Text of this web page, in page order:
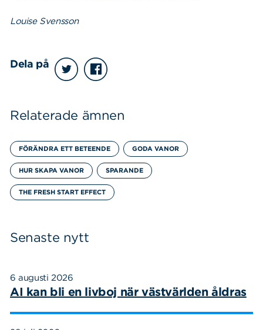
Louise Svensson
Dela på
Relaterade ämnen
FÖRÄNDRA ETT BETEENDE GODA VANOR
HUR SKAPA VANOR SPARANDE
THE FRESH START EFFECT
Senaste nytt
6 augusti 2026
AI kan bli en livboj när västvärlden åldras